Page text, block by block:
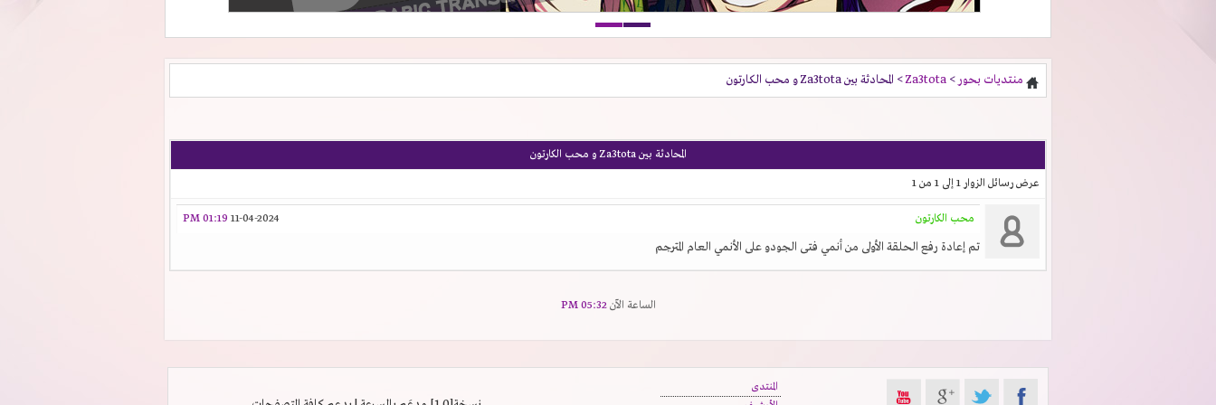
منتديات بحور >
Za3tota> المحادثة بين Za3tota و محب الكارتون
المحادثة بين Za3tota و محب الكارتون
عرض رسائل الزوار 1 إلى
1 من1
11-04-2024
01:19 PM محب الكارتون
تم إعادة رفع الحلقة الأولى من أنمي فتى الجودو على الأنمي العام المترجم
الساعة الآن05:32 PM
المنتدى